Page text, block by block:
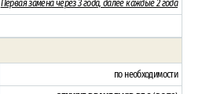
Первая замена через 3 года, далее каждые 2 года
по необходимости